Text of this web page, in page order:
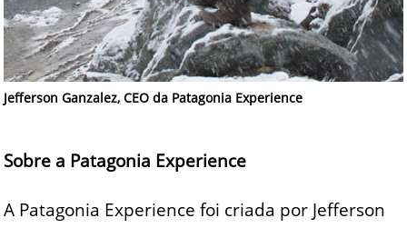
Jefferson Ganzalez, CEO da Patagonia Experience
Sobre a Patagonia Experience
A Patagonia Experience foi criada por Jefferson